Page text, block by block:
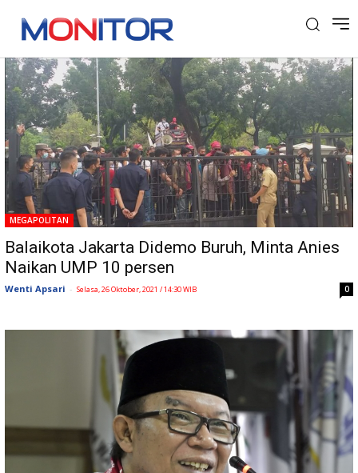
Tag: Anies Baswesan
MEGAPOLITAN
Balaikota Jakarta Didemo Buruh, Minta Anies
Naikan UMP 10 persen
Wenti Apsari - Selasa, 26 Oktober, 2021 / 14:30 WIB 0